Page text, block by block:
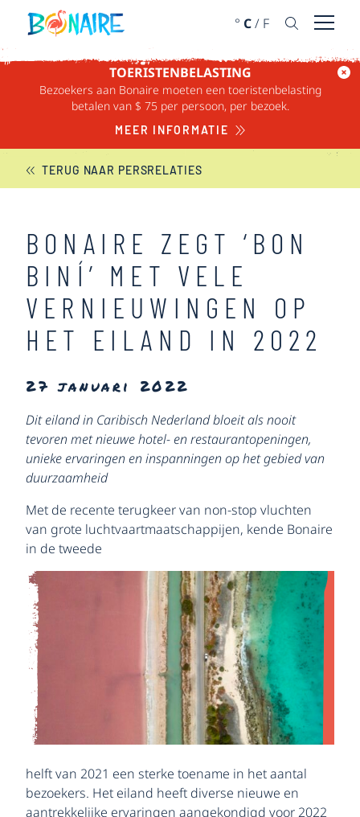
DOORGAAN NAAR ARTIKEL
° C/ F Menu
TOERISTENBELASTING
Bezoekers aan Bonaire moeten een toeristenbelasting
betalen van $ 75 per persoon, per bezoek.
MEER INFORMATIE
BONAIRE NIEUWS
TERUG NAAR PERSRELATIES
BONAIRE ZEGT ‘BON
BINÍ’ MET VELE
VERNIEUWINGEN OP
HET EILAND IN 2022
27 januari 2022
Dit eiland in Caribisch Nederland bloeit als nooit
tevoren met nieuwe hotel- en restaurantopeningen,
unieke ervaringen en inspanningen op het gebied van
duurzaamheid
Met de recente terugkeer van non-stop vluchten
van grote luchtvaartmaatschappijen, kende Bonaire
in de tweede
helft van 2021 een sterke toename in het aantal
bezoekers. Het eiland heeft diverse nieuwe en
aantrekkelijke ervaringen aangekondigd voor 2022